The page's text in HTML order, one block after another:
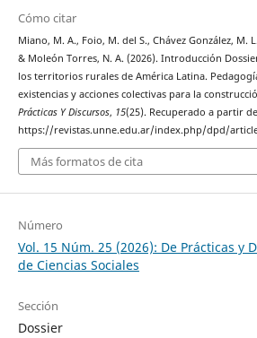
Cómo citar
Miano, M. A., Foio, M. del S., Chávez González, M.
& Moleón Torres, N. A. (2026). Introducción
los territorios rurales de América Latina.
existencias y acciones colectivas para la
Prácticas Y Discursos, 15(25). Recuperado a partir de
https://revistas.unne.edu.ar/index.php/dpd/
Más formatos de cita
Número
Vol. 15 Núm. 25 (2026): De Prácticas y
de Ciencias Sociales
Sección
Dossier